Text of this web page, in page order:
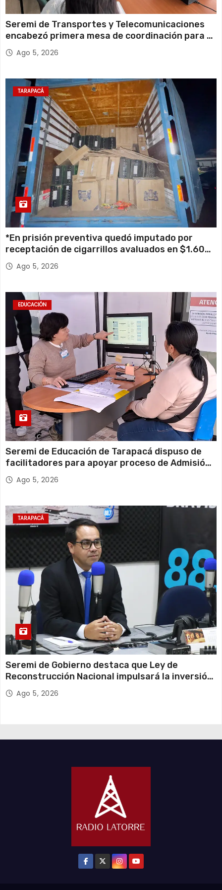
Seremi de Transportes y Telecomunicaciones
encabezó primera mesa de coordinación para el
retiro de cables en desuso en Iquique
Ago 5, 2026
TARAPACÁ
*En prisión preventiva quedó imputado por
receptación de cigarrillos avaluados en $1.600
millones*
Ago 5, 2026
EDUCACIÓN
Seremi de Educación de Tarapacá dispuso de
facilitadores para apoyar proceso de Admisión
Escolar 2027
Ago 5, 2026
TARAPACÁ
Seremi de Gobierno destaca que Ley de
Reconstrucción Nacional impulsará la inversión
y el empleo en Tarapacá
Ago 5, 2026